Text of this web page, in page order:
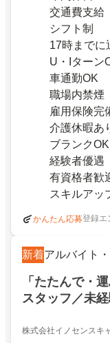
交通費支給
シフト制
17時までに
U・Iターン
車通勤OK
職場内禁煙
雇用保険完
介護休暇あ
ブランクOK
経験者優遇
有資格者歓
スキルアッ
かんたん応募登録エ
新着アルバイト
「たたんで・
スタッフ／未
株式会社イノセンスキ